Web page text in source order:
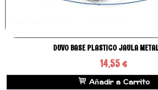
DUVO BASE PLASTICO JAULA
14,55 €
Añadir a Carrito